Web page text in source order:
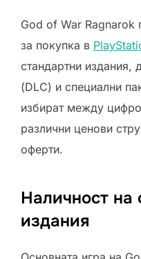
God of War Ragnarok
за покупка в
стандартни издания,
(DLC) и специални
избират между
различни ценови
оферти.
Наличност на
издания